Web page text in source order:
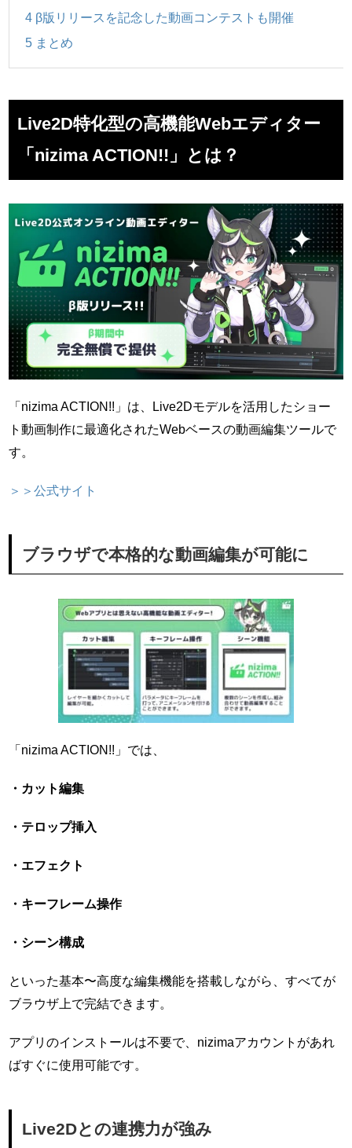
4 β版リリースを記念した動画コンテストも開催
5 まとめ
Live2D特化型の高機能Webエディター
「nizima ACTION!!」とは？
「nizima ACTION!!」は、Live2Dモデルを活用したショー
ト動画制作に最適化されたWebベースの動画編集ツールで
す。
＞＞公式サイト
ブラウザで本格的な動画編集が可能に
「nizima ACTION!!」では、
・カット編集
・テロップ挿入
・エフェクト
・キーフレーム操作
・シーン構成
といった基本〜高度な編集機能を搭載しながら、すべてが
ブラウザ上で完結できます。
アプリのインストールは不要で、nizimaアカウントがあれ
ばすぐに使用可能です。
Live2Dとの連携力が強み